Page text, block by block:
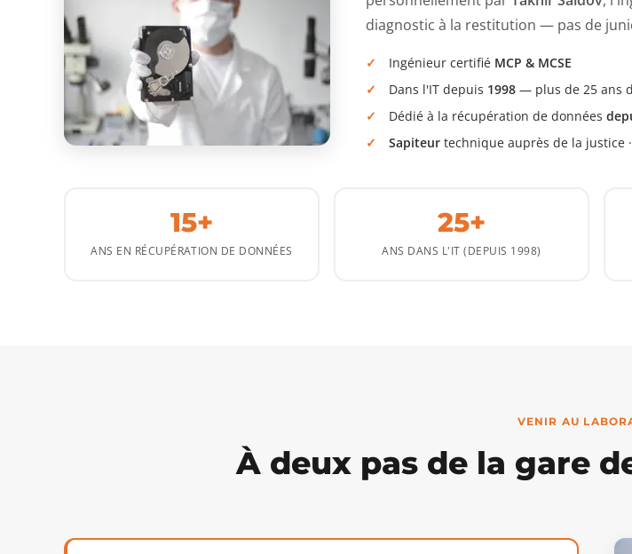
diagnostic à la restitution — pas de
Ingénieur certifié MCP & MCSE
Dans l'IT depuis 1998 — plus de 25 ans
Dédié à la récupération de données
Sapiteur technique auprès de la justice
15+
ANS EN RÉCUPÉRATION DE DONNÉES
25+
ANS DANS L'IT (DEPUIS 1998)
VENIR AU
À deux pas de la gare